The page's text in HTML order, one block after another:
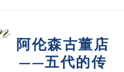
阿伦森古董店
——五代的传